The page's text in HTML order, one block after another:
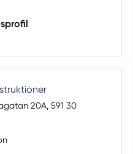
20A, 591 30